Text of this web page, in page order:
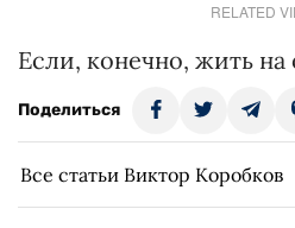
RELATED
Если, конечно, жить на
Поделиться
Все статьи Виктор Коробков